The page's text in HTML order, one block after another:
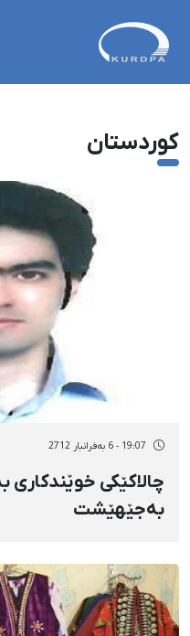
کوردستان
19:07 - 6 بەفرانبار 2712
چالاکێکی خوێندکاری
بەجێهێشت